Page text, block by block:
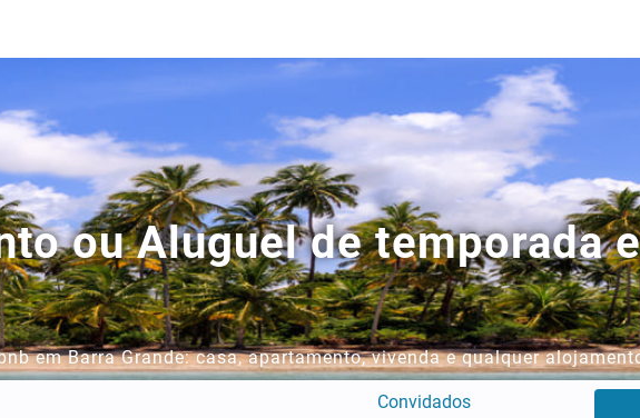
ou Aluguel de temporada
em Barra Grande: casa, apartamento, vivenda e qualquer
Convidados